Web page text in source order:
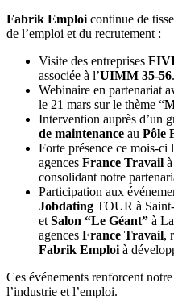
Fabrik Emploi continue de
de l’emploi et du recrutement :
Visite des entreprises
associée à l’UIMM 35-56.
Webinaire en partenariat
le 21 mars sur le thème “
Intervention auprès d’un
de maintenance au Pôle
Forte présence ce mois-ci
agences France Travail
consolidant notre
Participation aux
Jobdating TOUR à
et Salon “Le Géant” à
agences France Travail,
Fabrik Emploi à
Ces événements renforcent
l’industrie et l’emploi.